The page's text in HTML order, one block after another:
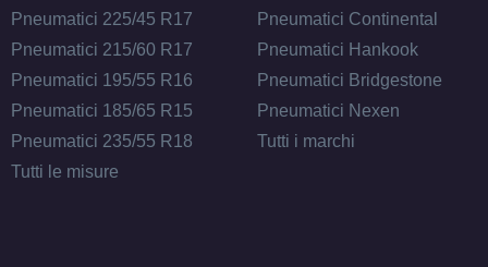
Pneumatici 225/45 R17
Pneumatici 215/60 R17
Pneumatici 195/55 R16
Pneumatici 185/65 R15
Pneumatici 235/55 R18
Tutti le misure
Pneumatici Continental
Pneumatici Hankook
Pneumatici Bridgestone
Pneumatici Nexen
Tutti i marchi